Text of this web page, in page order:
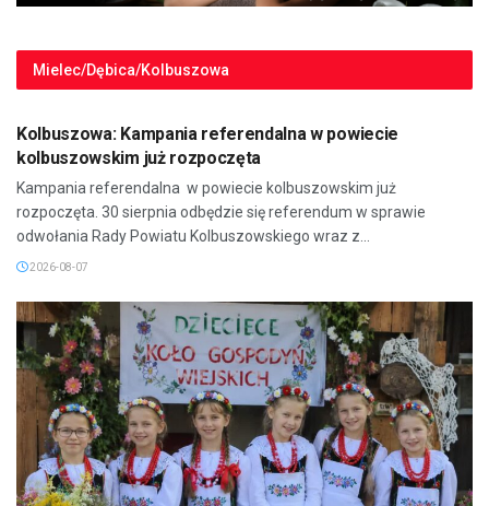
Mielec/Dębica/Kolbuszowa
Kolbuszowa: Kampania referendalna w powiecie
kolbuszowskim już rozpoczęta
Kampania referendalna w powiecie kolbuszowskim już
rozpoczęta. 30 sierpnia odbędzie się referendum w sprawie
odwołania Rady Powiatu Kolbuszowskiego wraz z...
2026-08-07